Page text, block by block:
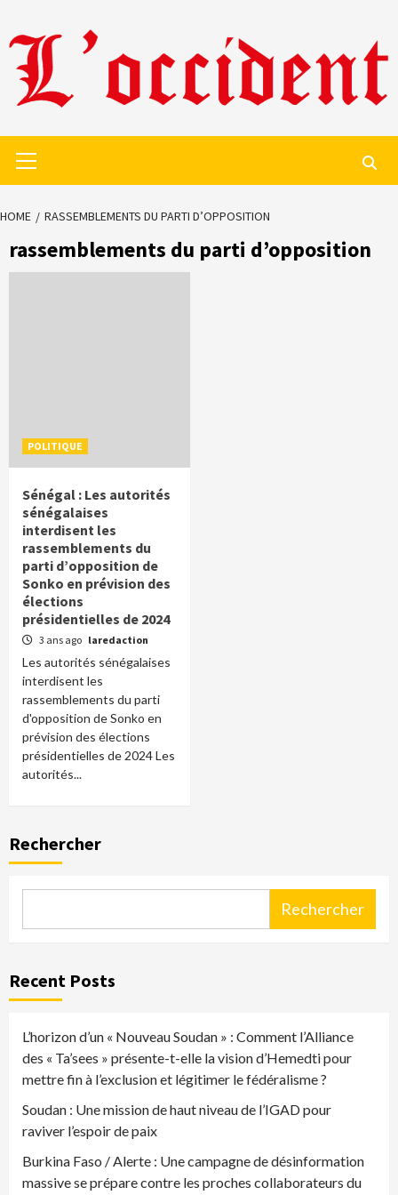
to
content
Menu
HOME RASSEMBLEMENTS DU PARTI D’OPPOSITION
rassemblements du parti d’opposition
POLITIQUE
Sénégal : Les autorités
sénégalaises
interdisent les
rassemblements du
parti d’opposition de
Sonko en prévision des
élections
présidentielles de 2024
3 ans ago laredaction
Les autorités sénégalaises
interdisent les
rassemblements du parti
d'opposition de Sonko en
prévision des élections
présidentielles de 2024 Les
autorités...
Rechercher
Rechercher
Recent Posts
L’horizon d’un « Nouveau Soudan » : Comment l’Alliance
des « Ta’sees » présente-t-elle la vision d’Hemedti pour
mettre fin à l’exclusion et légitimer le fédéralisme ?
Soudan : Une mission de haut niveau de l’IGAD pour
raviver l’espoir de paix
Burkina Faso / Alerte : Une campagne de désinformation
massive se prépare contre les proches collaborateurs du